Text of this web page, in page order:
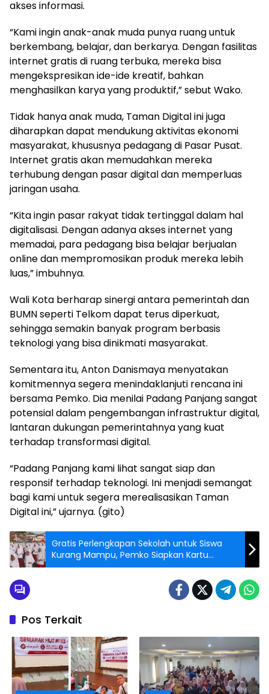
akses informasi.
“Kami ingin anak-anak muda punya ruang untuk
berkembang, belajar, dan berkarya. Dengan fasilitas
internet gratis di ruang terbuka, mereka bisa
mengekspresikan ide-ide kreatif, bahkan
menghasilkan karya yang produktif,” sebut Wako.
Tidak hanya anak muda, Taman Digital ini juga
diharapkan dapat mendukung aktivitas ekonomi
masyarakat, khususnya pedagang di Pasar Pusat.
Internet gratis akan memudahkan mereka
terhubung dengan pasar digital dan memperluas
jaringan usaha.
“Kita ingin pasar rakyat tidak tertinggal dalam hal
digitalisasi. Dengan adanya akses internet yang
memadai, para pedagang bisa belajar berjualan
online dan mempromosikan produk mereka lebih
luas,” imbuhnya.
Wali Kota berharap sinergi antara pemerintah dan
BUMN seperti Telkom dapat terus diperkuat,
sehingga semakin banyak program berbasis
teknologi yang bisa dinikmati masyarakat.
Sementara itu, Anton Danismaya menyatakan
komitmennya segera menindaklanjuti rencana ini
bersama Pemko. Dia menilai Padang Panjang sangat
potensial dalam pengembangan infrastruktur digital,
lantaran dukungan pemerintahnya yang kuat
terhadap transformasi digital.
“Padang Panjang kami lihat sangat siap dan
responsif terhadap teknologi. Ini menjadi semangat
bagi kami untuk segera merealisasikan Taman
Digital ini,” ujarnya. (gito)
Gratis Perlengkapan Sekolah untuk Siswa
Kurang Mampu, Pemko Siapkan Kartu
Padang Panjang Pintar
Pos Terkait